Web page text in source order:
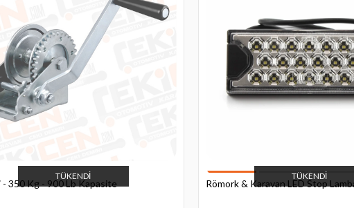
TÜKENDI
- 350 Kg - 900 Lb Kapasite
TÜKENDI
Römork & Karavan LED Stop